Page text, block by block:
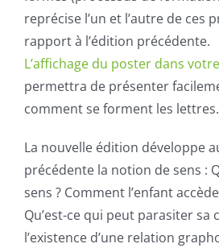
reprécise l’un et l’autre de ces
rapport à l’édition précédente.
L’affichage du poster dans
permettra de présenter
comment se forment les lettres.
La nouvelle édition développe
précédente la notion de sens :
sens ? Comment l’enfant
Qu’est-ce qui peut parasiter
l’existence d’une relation